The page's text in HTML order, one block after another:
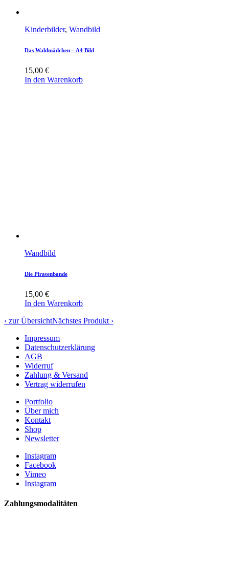
Kinderbilder, Wandbild
Das Waldmädchen – A4 Bild
15,00 €
In den Warenkorb
Wandbild
Die Piratenbande
15,00 €
In den Warenkorb
‹ zur ÜbersichtNächstes Produkt ›
Impressum
Datenschutzerklärung
AGB
Widerruf
Zahlung & Versand
Vertrag widerrufen
Portfolio
Über mich
Kontakt
Shop
Newsletter
Instagram
Facebook
Vimeo
Instagram
Zahlungsmodalitäten